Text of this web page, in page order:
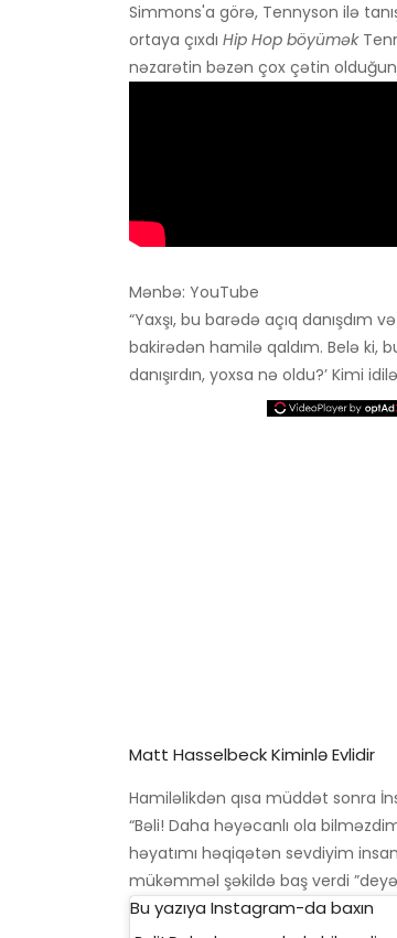
Simmons'a görə, Tennyson ilə
ortaya çıxdı Hip Hop böyümək
nəzarətin bəzən çox çətin
Mənbə: YouTube
“Yaxşı, bu barədə açıq
bakirədən hamilə qaldım. Belə ki,
danışırdın, yoxsa nə oldu?’ Kimi
Matt Hasselbeck Kiminlə Evlidir
Hamiləlikdən qısa müddət sonra
“Bəli! Daha həyəcanlı ola
həyatımı həqiqətən sevdiyim
mükəmməl şəkildə baş verdi ”deyə
Bu yazıya Instagram-da baxın